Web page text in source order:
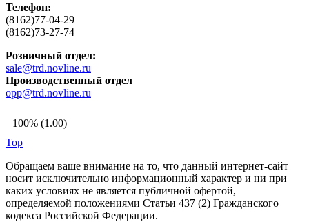
Телефон:
(8162)77-04-29
(8162)73-27-74
Розничный отдел:
sale@trd.novline.ru
Производственный отдел
opp@trd.novline.ru
100% (1.00)
Top
Обращаем ваше внимание на то, что данный интернет-сайт
носит исключительно информационный характер и ни при
каких условиях не является публичной офертой,
определяемой положениями Статьи 437 (2) Гражданского
кодекса Российской Федерации.